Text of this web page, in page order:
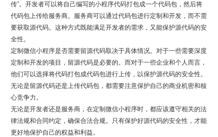
传”。开发者可以将自己编写的小程序代码打包成一个代码包，然后将
代码包上传给服务商。服务商可以通过代码包进行定制和开发，而不需
要获取源代码。这种方式既能满足开发者的需求，又能保护源代码的安
全性。
定制微信小程序是否需要留源代码取决于具体情况。对于一些需要深度
定制和开发的项目，留源代码是必要的。而对于一些企业和个人而言，
他们可以选择将代码打包成代码包进行上传，以保护源代码的安全性。
无论是留源代码还是上传代码包，都需要注意保护自己的商业机密和核
心竞争力。
无论是开发者还是服务商，在定制微信小程序时，都应该遵守相关的法
律法规和合同约定，确保合法合规。只有保护好源代码的安全性，才能
更好地保护自己的权益和利益。